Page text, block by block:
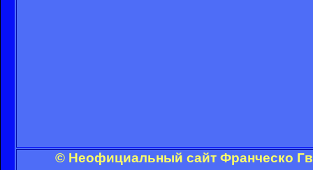
© Неофициальный сайт Франческо